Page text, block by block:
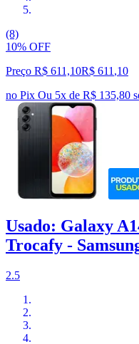
(8)
10% OFF
Preço R$ 611,10R$ 611 ,10
no Pix Ou 5x de R$ 135,80
Usado: Galaxy
Trocafy -
2.5